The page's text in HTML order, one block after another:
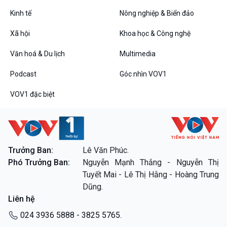
360 độ Sức khỏe
Tài nguyên và Môi trường
Chuyên gia của bạn
Xã hội chuyển động
Bước chân đến trường
Kết nối công nghệ
khí hậu
Văn hoá & Du lịch
Chát với người nổi tiếng
Câu chuyện Thể thao
Podcast
Góc nhìn VOV1
Bình luận
Kinh tế Nông nghiệp & Biển đảo
Xã hội Khoa học & Công nghệ
Văn hoá & Du lịch Multimedia
Podcast Góc nhìn VOV1
VOV1 đặc biệt
Trưởng Ban:
Lê Văn Phúc.
Phó Trưởng Ban:
Nguyễn Mạnh Thắng - Nguyễn Thị
Tuyết Mai - Lê Thị Hằng - Hoàng Trung
Dũng.
Liên hệ
024 3936 5888 - 3825 5765.